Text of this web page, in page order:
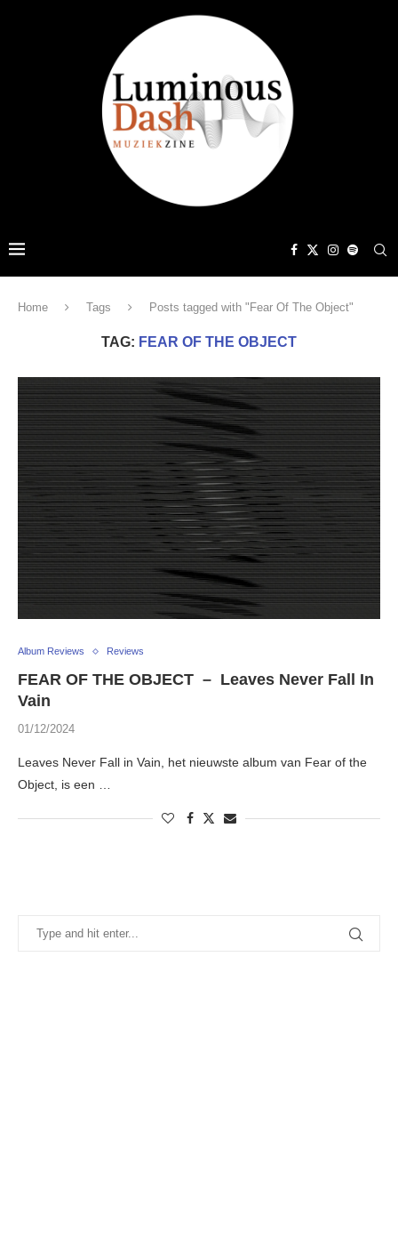
Home Tags Posts tagged with "Fear Of The Object"
TAG: FEAR OF THE OBJECT
Album Reviews Reviews
FEAR OF THE OBJECT – Leaves Never Fall In
Vain
01/12/2024
Leaves Never Fall in Vain, het nieuwste album van Fear of the
Object, is een …